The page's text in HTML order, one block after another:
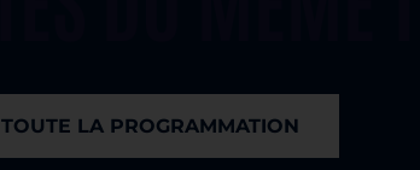
TOUTE LA PROGRAMMATION